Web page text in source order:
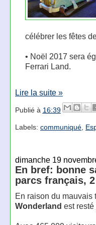
célébrer les fêtes
• Noël 2017 sera
Ferrari Land.
Lire la suite »
Publié à 16:39
Labels: communiqué,
dimanche 19
En bref: bonne
parcs français,
En raison du
Wonderland est resté